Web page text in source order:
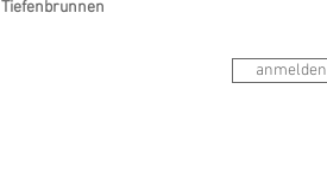
Tiefenbrunnen
anmelden